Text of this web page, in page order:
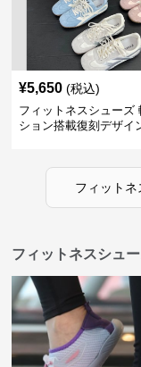
¥5,650 (税込)
フィットネスシューズ
ション搭載復刻デザイ
フィット
フィットネスシュ